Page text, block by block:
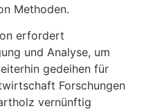
Methoden.
erfordert
und Analyse, um
gedeihen für
Forschungen
vernünftig